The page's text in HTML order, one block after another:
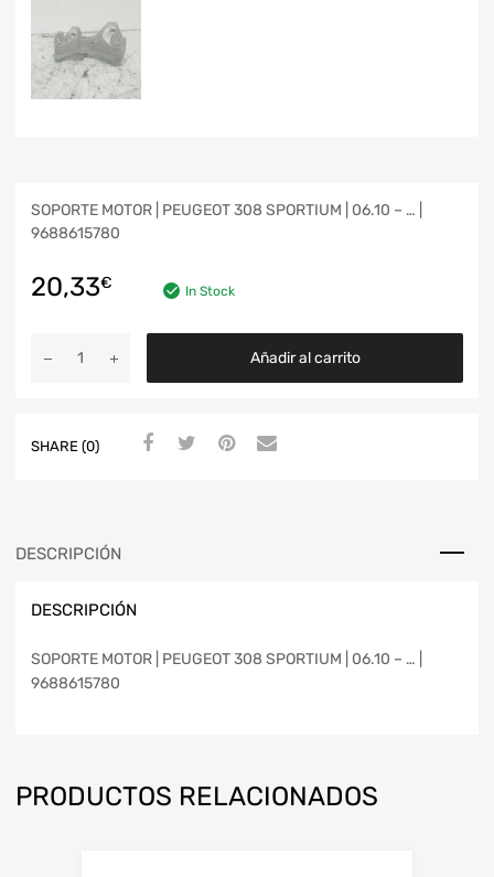
SOPORTE MOTOR | PEUGEOT 308 SPORTIUM | 06.10 – … |
9688615780
20,33€ In Stock
Añadir al carrito
SHARE (0)
DESCRIPCIÓN
DESCRIPCIÓN
SOPORTE MOTOR | PEUGEOT 308 SPORTIUM | 06.10 – … |
9688615780
PRODUCTOS RELACIONADOS